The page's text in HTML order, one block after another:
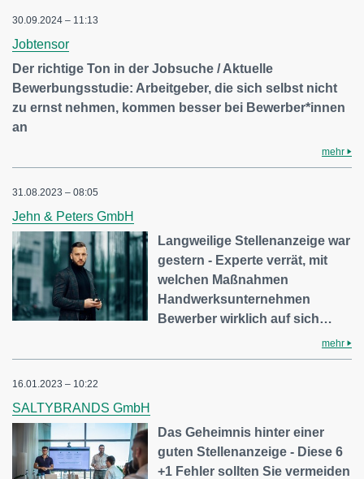
30.09.2024 – 11:13
Jobtensor
Der richtige Ton in der Jobsuche / Aktuelle
Bewerbungsstudie: Arbeitgeber, die sich selbst nicht
zu ernst nehmen, kommen besser bei Bewerber*innen
an
mehr
31.08.2023 – 08:05
Jehn & Peters GmbH
Langweilige Stellenanzeige war
gestern - Experte verrät, mit
welchen Maßnahmen
Handwerksunternehmen
Bewerber wirklich auf sich…
mehr
16.01.2023 – 10:22
SALTYBRANDS GmbH
Das Geheimnis hinter einer
guten Stellenanzeige - Diese 6
+1 Fehler sollten Sie vermeiden